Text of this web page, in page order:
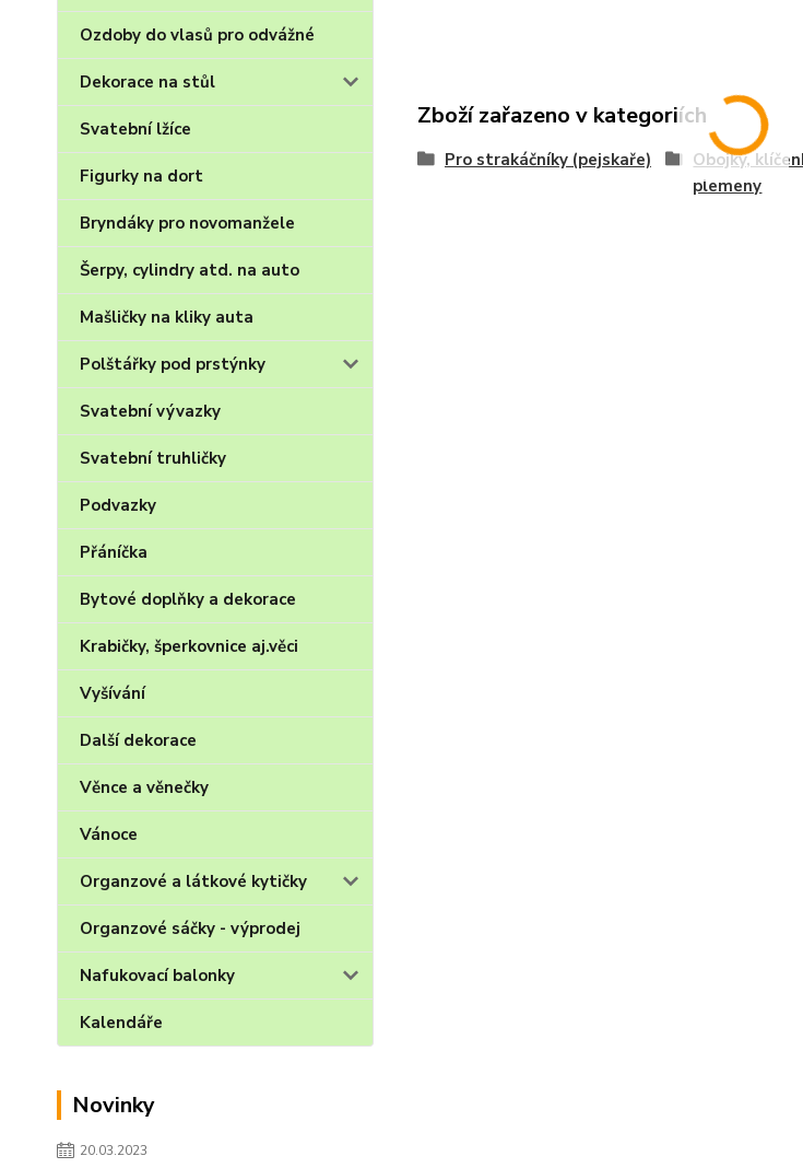
Ozdoby do vlasů pro odvážné
Dekorace na stůl
Svatební lžíce
Figurky na dort
Bryndáky pro novomanžele
Šerpy, cylindry atd. na auto
Mašličky na kliky auta
Polštářky pod prstýnky
Svatební vývazky
Svatební truhličky
Podvazky
Přáníčka
Bytové doplňky a dekorace
Krabičky, šperkovnice aj.věci
Vyšívání
Další dekorace
Věnce a věnečky
Vánoce
Organzové a látkové kytičky
Organzové sáčky - výprodej
Nafukovací balonky
Kalendáře
Novinky
20.03.2023
Zboží zařazeno v kategoriích
Pro strakáčníky (pejskaře)
Obojky,
plemeny